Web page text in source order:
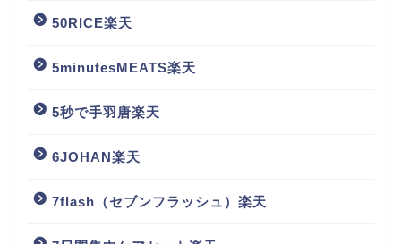
50RICE楽天
5minutesMEATS楽天
5秒で手羽唐楽天
6JOHAN楽天
7flash（セブンフラッシュ）楽天